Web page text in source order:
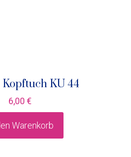
Kopftuch KU 44
6,00 €
Warenkorb